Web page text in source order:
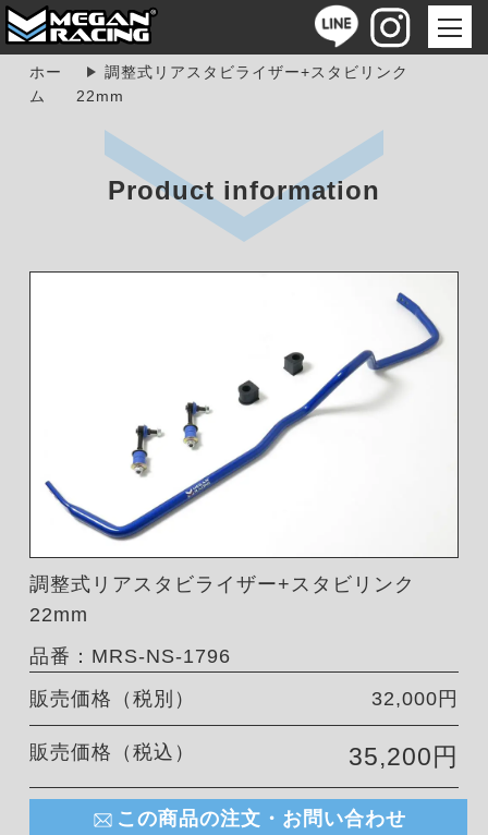
ホー
ム
調整式リアスタビライザー+スタビリンク
22mm
Product information
調整式リアスタビライザー+スタビリンク
22mm
品番：MRS-NS-1796
販売価格（税別）
32,000円
販売価格（税込） 35,200円
この商品の注文・お問い合わせ